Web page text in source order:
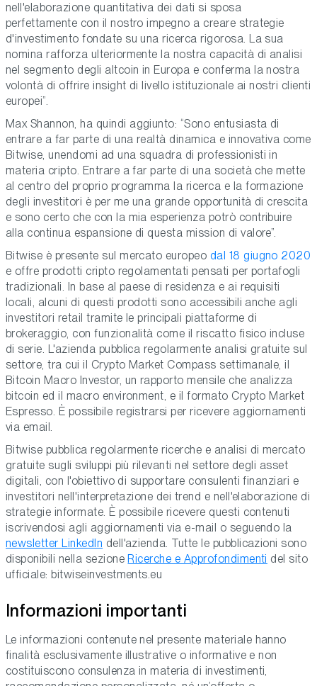
nell'elaborazione quantitativa dei dati si sposa
perfettamente con il nostro impegno a creare strategie
d'investimento fondate su una ricerca rigorosa. La sua
nomina rafforza ulteriormente la nostra capacità di analisi
nel segmento degli altcoin in Europa e conferma la nostra
volontà di offrire insight di livello istituzionale ai nostri clienti
europei”.
Max Shannon, ha quindi aggiunto: “Sono entusiasta di
entrare a far parte di una realtà dinamica e innovativa come
Bitwise, unendomi ad una squadra di professionisti in
materia cripto. Entrare a far parte di una società che mette
al centro del proprio programma la ricerca e la formazione
degli investitori è per me una grande opportunità di crescita
e sono certo che con la mia esperienza potrò contribuire
alla continua espansione di questa mission di valore”.
Bitwise è presente sul mercato europeo dal 18 giugno 2020
e offre prodotti cripto regolamentati pensati per portafogli
tradizionali. In base al paese di residenza e ai requisiti
locali, alcuni di questi prodotti sono accessibili anche agli
investitori retail tramite le principali piattaforme di
brokeraggio, con funzionalità come il riscatto fisico incluse
di serie. L'azienda pubblica regolarmente analisi gratuite sul
settore, tra cui il Crypto Market Compass settimanale, il
Bitcoin Macro Investor, un rapporto mensile che analizza
bitcoin ed il macro environment, e il formato Crypto Market
Espresso. È possibile registrarsi per ricevere aggiornamenti
via email.
Bitwise pubblica regolarmente ricerche e analisi di mercato
gratuite sugli sviluppi più rilevanti nel settore degli asset
digitali, con l'obiettivo di supportare consulenti finanziari e
investitori nell'interpretazione dei trend e nell'elaborazione di
strategie informate. È possibile ricevere questi contenuti
iscrivendosi agli aggiornamenti via e-mail o seguendo la
newsletter LinkedIn dell'azienda. Tutte le pubblicazioni sono
disponibili nella sezioneRicerche e Approfondimenti del sito
ufficiale: bitwiseinvestments.eu
Informazioni importanti
Le informazioni contenute nel presente materiale hanno
finalità esclusivamente illustrative o informative e non
costituiscono consulenza in materia di investimenti,